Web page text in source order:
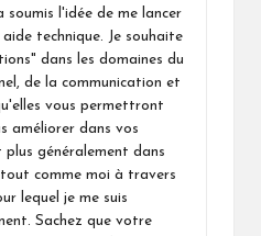
soumis l'idée de me lancer
technique. Je souhaite
dans les domaines du
de la communication et
vous permettront
améliorer dans vos
généralement dans
comme moi à travers
lequel je me suis
Sachez que votre